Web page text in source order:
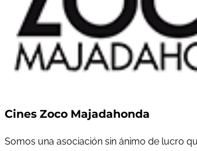
Cines Zoco Majadahonda
Somos una asociación sin ánimo de lucro